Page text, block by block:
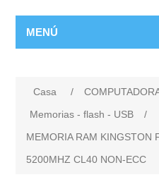
MENÚ
Casa /
Memorias - flash - USB
/
MEMORIA RAM KINGSTON
5200MHZ CL40 NON-ECC